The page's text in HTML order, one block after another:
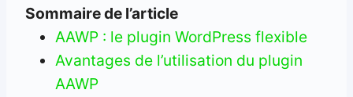
Sommaire de l’article
AAWP : le plugin WordPress flexible
Avantages de l’utilisation du plugin
AAWP